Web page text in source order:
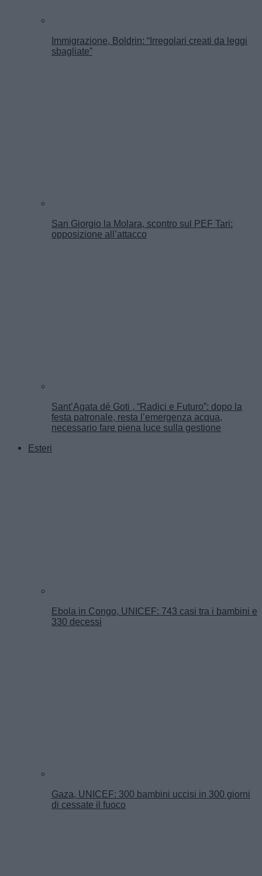
Immigrazione, Boldrin: “Irregolari creati da leggi
sbagliate”
San Giorgio la Molara, scontro sul PEF Tari:
opposizione all’attacco
Sant’Agata dé Goti , “Radici e Futuro”: dopo la
festa patronale, resta l’emergenza acqua,
necessario fare piena luce sulla gestione
Esteri
Ebola in Congo, UNICEF: 743 casi tra i bambini e
330 decessi
Gaza, UNICEF: 300 bambini uccisi in 300 giorni
di cessate il fuoco